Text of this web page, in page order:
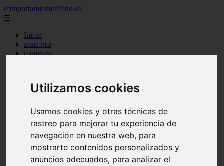
Utilizamos cookies
Usamos cookies y otras técnicas de
rastreo para mejorar tu experiencia de
navegación en nuestra web, para
mostrarte contenidos personalizados y
anuncios adecuados, para analizar el
comportamientofelino.es
☰
Inicio
zona pro
comercio
acuariofilia 2
articulos
canal tv
nombres para gatos
novedades
tablon de anuncios
uncategorized
zona pro